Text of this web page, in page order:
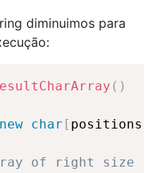
diminuimos para
( )
new char [ positions
of right size